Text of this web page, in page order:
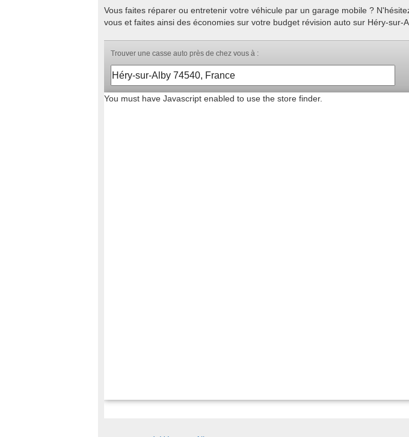
Vous faites réparer ou entretenir votre véhicule par un garage mobile ?
vous et faites ainsi des économies sur votre budget révision auto sur Héry-sur-